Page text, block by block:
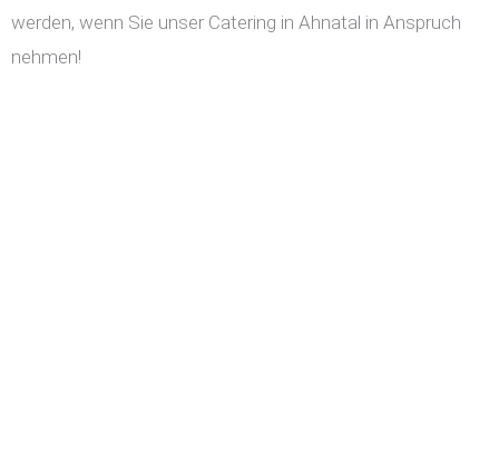
werden, wenn Sie unser Catering in Ahnatal in Anspruch
nehmen!